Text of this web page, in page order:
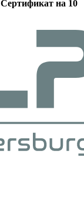
на 10